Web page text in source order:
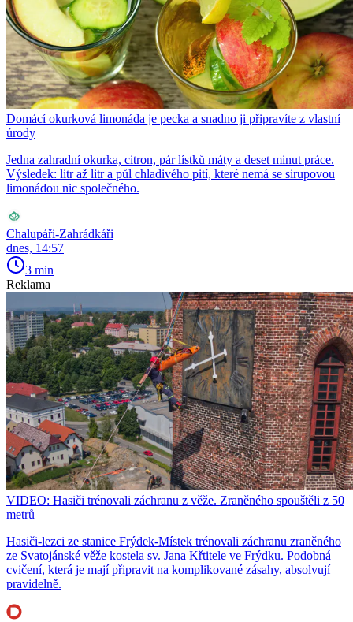
Domácí okurková limonáda je pecka a snadno ji připravíte z vlastní
úrody
Jedna zahradní okurka, citron, pár lístků máty a deset minut práce.
Výsledek: litr až litr a půl chladivého pití, které nemá se sirupovou
limonádou nic společného.
Chalupáři-Zahrádkáři
dnes, 14:57
3 min
Reklama
VIDEO: Hasiči trénovali záchranu z věže. Zraněného spouštěli z 50
metrů
Hasiči-lezci ze stanice Frýdek-Místek trénovali záchranu zraněného
ze Svatojánské věže kostela sv. Jana Křtitele ve Frýdku. Podobná
cvičení, která je mají připravit na komplikované zásahy, absolvují
pravidelně.